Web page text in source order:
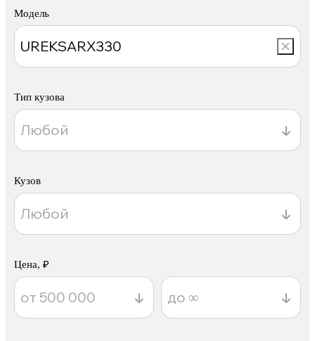
Модель
Тип кузова
Кузов
Цена, ₽